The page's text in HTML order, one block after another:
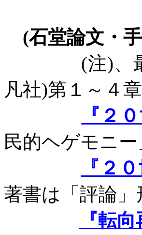
(石堂論文・
(注)、
凡社)第１～４
『２
民的ヘゲモニ
『２
著書は「評論
『転